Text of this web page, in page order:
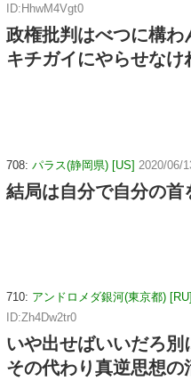
ID:HhwM4Vgt0
政権批判はべつに構わ
キチガイにやらせなけ
708: パラス(静岡県) [US] 2020/06/
結局は自分で自分の首
710: アンドロメダ銀河(東京都) [RU]
ID:Zh4Dw2tr0
いや出せばいいだろ別
その代わり真逆思想